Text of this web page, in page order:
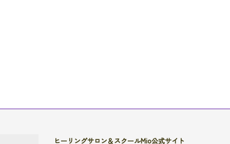
ヒーリングサロン＆スクールMio公式サイト